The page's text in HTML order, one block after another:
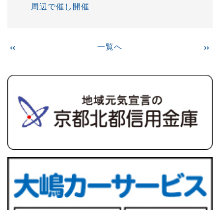
周辺で催し開催
« 一覧へ